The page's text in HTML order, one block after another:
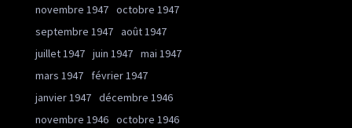
novembre 1947 octobre 1947
septembre 1947 août 1947
juillet 1947 juin 1947 mai 1947
mars 1947
février 1947
janvier 1947 décembre 1946
novembre 1946 octobre 1946